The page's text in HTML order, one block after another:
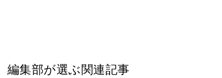
編集部が選ぶ関連記事